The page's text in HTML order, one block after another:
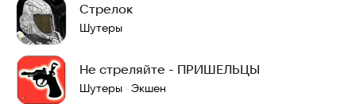
Стрелок
Шутеры
Не стреляйте - ПРИШЕЛЬЦЫ
Шутеры · Экшен